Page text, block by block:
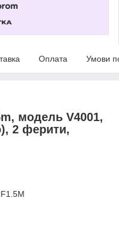
Оплата Умови
модель V4001,
2 ферити,